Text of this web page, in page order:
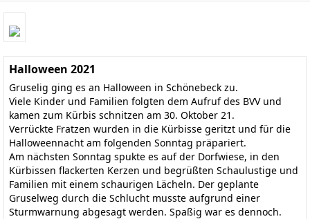
Halloween 2021
Gruselig ging es an Halloween in Schönebeck zu.
Viele Kinder und Familien folgten dem Aufruf des BVV und
kamen zum Kürbis schnitzen am 30. Oktober 21.
Verrückte Fratzen wurden in die Kürbisse geritzt und für die
Halloweennacht am folgenden Sonntag präpariert.
Am nächsten Sonntag spukte es auf der Dorfwiese, in den
Kürbissen flackerten Kerzen und begrüßten Schaulustige und
Familien mit einem schaurigen Lächeln. Der geplante
Gruselweg durch die Schlucht musste aufgrund einer
Sturmwarnung abgesagt werden. Spaßig war es dennoch.